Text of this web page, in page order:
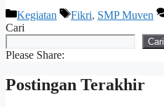
Kategori
Kegiatan Tag
Fikri, SMP Muven
Cari
Cari
Please Share:
Postingan Terakhir